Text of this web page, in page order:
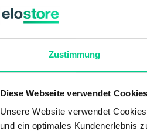
Zustimmung
Diese Webseite verwendet Cookies
Unsere Website verwendet
und ein optimales Kundenerlebnis
Deutschland
85371098